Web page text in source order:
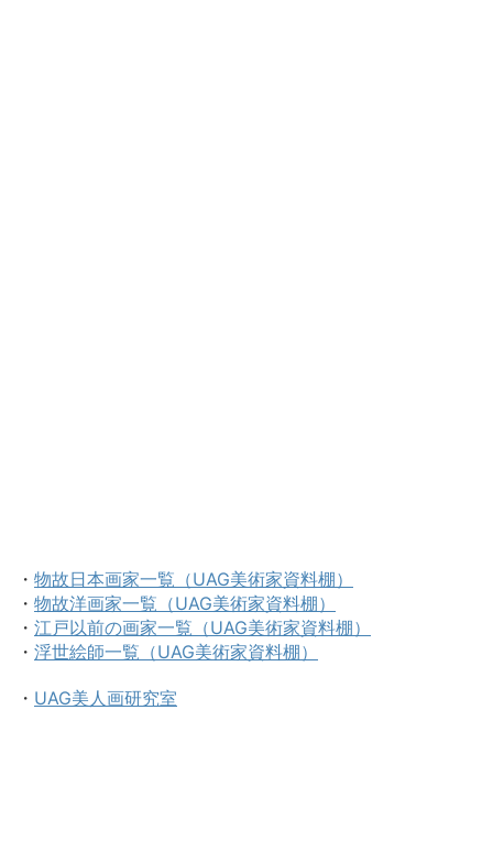
・ 物故日本画家一覧（UAG美術家資料棚）
・ 物故洋画家一覧（UAG美術家資料棚）
・ 江戸以前の画家一覧（UAG美術家資料棚）
・ 浮世絵師一覧（UAG美術家資料棚）
・ UAG美人画研究室